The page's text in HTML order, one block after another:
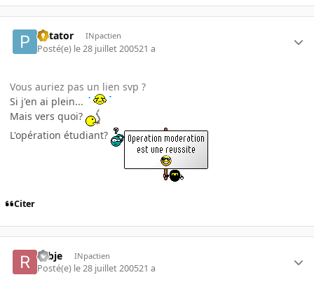
Patator INpactien
Posté(e) le 28 juillet 200521 a
Vous auriez pas un lien svp ?
Si j'en ai plein...
Mais vers quoi?
L'opération étudiant?
Citer
robje INpactien
Posté(e) le 28 juillet 200521 a